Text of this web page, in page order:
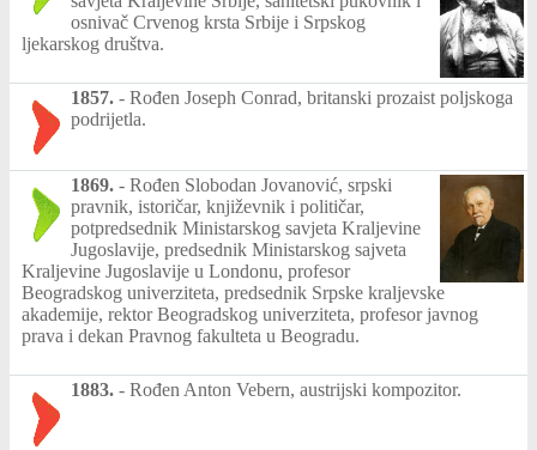
osnivač Crvenog krsta Srbije i Srpskog
ljekarskog društva.
1857. - Rođen Joseph Conrad, britanski prozaist poljskoga
podrijetla.
1869. - Rođen Slobodan Jovanović, srpski
pravnik, istoričar, književnik i političar,
potpredsednik Ministarskog savjeta Kraljevine
Jugoslavije, predsednik Ministarskog sajveta
Kraljevine Jugoslavije u Londonu, profesor
Beogradskog univerziteta, predsednik Srpske kraljevske
akademije, rektor Beogradskog univerziteta, profesor javnog
prava i dekan Pravnog fakulteta u Beogradu.
1883. - Rođen Anton Vebern, austrijski kompozitor.